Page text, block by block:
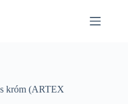
króm (ARTEX